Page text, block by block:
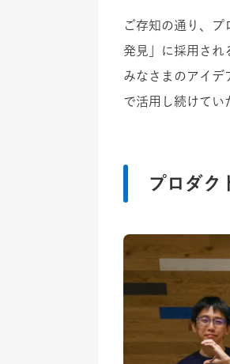
ご存知の通り、
発見」に採用され
みなさまのアイデ
で活用し続けてい
プロダク